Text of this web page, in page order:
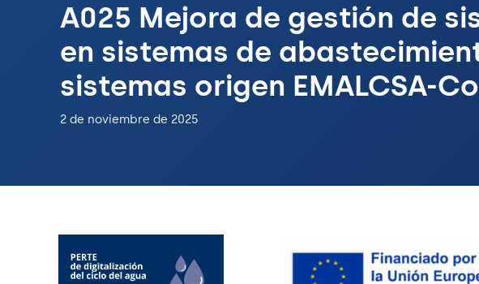
A025 Mejora de gestión de
en sistemas de
sistemas origen EMALCSA-
2 de noviembre de 2025